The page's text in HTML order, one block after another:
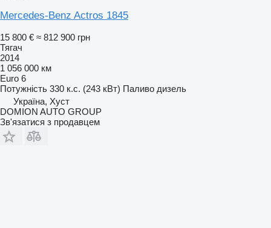
Mercedes-Benz Actros 1845
15 800 € ≈ 812 900 грн
Тягач
2014
1 056 000 км
Euro 6
Потужність 330 к.с. (243 кВт) Паливо дизель
Україна, Хуст
DOMION AUTO GROUP
Зв'язатися з продавцем